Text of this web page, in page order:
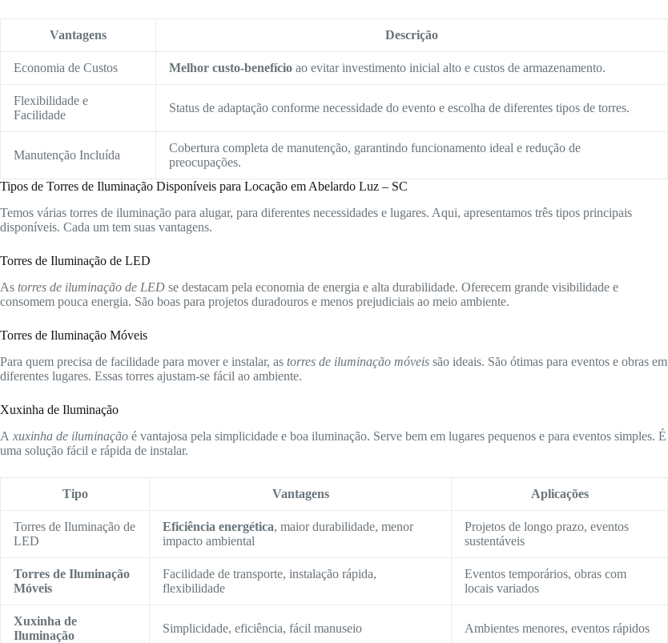
Vantagens Descrição
Economia de Custos Melhor custo-benefício ao evitar investimento inicial alto e custos de armazenamento.
Flexibilidade e
Facilidade
Status de adaptação conforme necessidade do evento e escolha de diferentes tipos de torres.
Manutenção Incluída
Cobertura completa de manutenção, garantindo funcionamento ideal e redução de
preocupações.
Tipos de Torres de Iluminação Disponíveis para Locação em Abelardo Luz – SC
Temos várias torres de iluminação para alugar, para diferentes necessidades e lugares. Aqui, apresentamos três tipos principais
disponíveis. Cada um tem suas vantagens.
Torres de Iluminação de LED
As torres de iluminação de LED se destacam pela economia de energia e alta durabilidade. Oferecem grande visibilidade e
consomem pouca energia. São boas para projetos duradouros e menos prejudiciais ao meio ambiente.
Torres de Iluminação Móveis
Para quem precisa de facilidade para mover e instalar, as torres de iluminação móveis são ideais. São ótimas para eventos e obras em
diferentes lugares. Essas torres ajustam-se fácil ao ambiente.
Xuxinha de Iluminação
A xuxinha de iluminação é vantajosa pela simplicidade e boa iluminação. Serve bem em lugares pequenos e para eventos simples. É
uma solução fácil e rápida de instalar.
Tipo Vantagens Aplicações
Torres de Iluminação de
LED
Eficiência energética, maior durabilidade, menor
impacto ambiental
Projetos de longo prazo, eventos
sustentáveis
Torres de Iluminação
Móveis
Facilidade de transporte, instalação rápida,
flexibilidade
Eventos temporários, obras com
locais variados
Xuxinha de
Iluminação
Simplicidade, eficiência, fácil manuseio Ambientes menores, eventos rápidos